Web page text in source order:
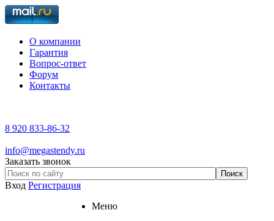
О компании
Гарантия
Вопрос-ответ
Форум
Контакты
8 920 833-86-32
info@megastendy.ru
Заказать звонок
Вход Регистрация
Меню